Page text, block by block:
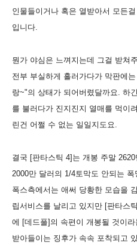
인물들이거나 혹은 열받아서 모든
입니다.
뭔가 야심은 느껴지는데 그걸 받쳐
전부 부실하게 흘러가다가 막판에
랑~"의 상태가 되어버렸달까요. 하
를 불러다가 진지진지 열매를 먹이
린건 어쩔 수 없는 일일지도요.
결국 [판타스틱 4]는 개봉 주말
2000만 달러의 1/4토막도 안되는
폭스측에서는 애써 당황한 모습을
립서비스를 날리고 있지만 [판타스
에 [데드풀]의 속편이 개봉될 것이
받아들이는 징후가 속속 포착되고